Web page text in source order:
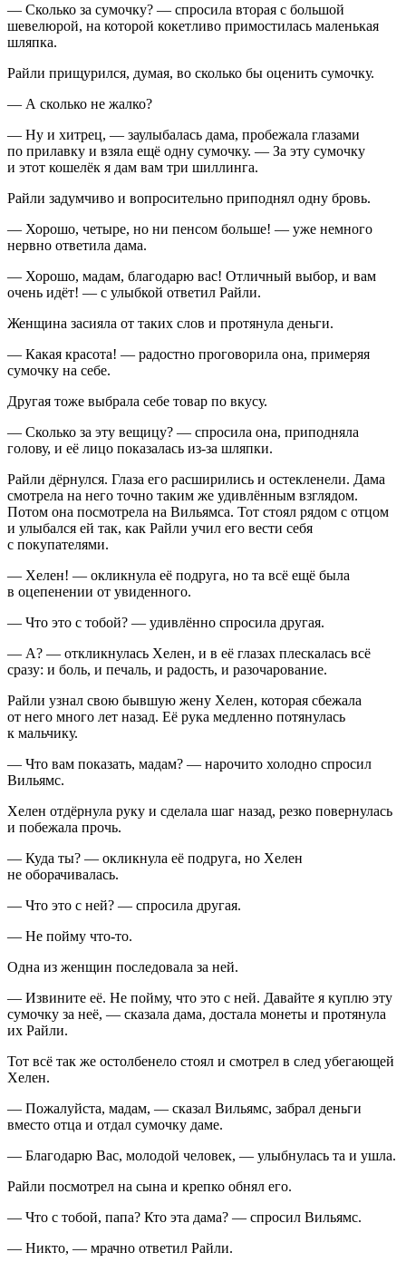
— Сколько за сумочку? — спросила вторая с большой
шевелюрой, на которой кокетливо примостилась маленькая
шляпка.
Райли прищурился, думая, во сколько бы оценить сумочку.
— А сколько не жалко?
— Ну и хитрец, — заулыбалась дама, пробежала глазами
по прилавку и взяла ещё одну сумочку. — За эту сумочку
и этот кошелёк я дам вам три шиллинга.
Райли задумчиво и вопросительно приподнял одну бровь.
— Хорошо, четыре, но ни пенсом больше! — уже немного
нервно ответила дама.
— Хорошо, мадам, благодарю вас! Отличный выбор, и вам
очень идёт! — с улыбкой ответил Райли.
Женщина засияла от таких слов и протянула деньги.
— Какая красота! — радостно проговорила она, примеряя
сумочку на себе.
Другая тоже выбрала себе товар по вкусу.
— Сколько за эту вещицу? — спросила она, приподняла
голову, и её лицо показалась из-за шляпки.
Райли дёрнулся. Глаза его расширились и остекленели. Дама
смотрела на него точно таким же удивлённым взглядом.
Потом она посмотрела на Вильямса. Тот стоял рядом с отцом
и улыбался ей так, как Райли учил его вести себя
с покупателями.
— Хелен! — окликнула её подруга, но та всё ещё была
в оцепенении от увиденного.
— Что это с тобой? — удивлённо спросила другая.
— А? — откликнулась Хелен, и в её глазах плескалась всё
сразу: и боль, и печаль, и радость, и разочарование.
Райли узнал свою бывшую жену Хелен, которая сбежала
от него много лет назад. Её рука медленно потянулась
к мальчику.
— Что вам показать, мадам? — нарочито холодно спросил
Вильямс.
Хелен отдёрнула руку и сделала шаг назад, резко повернулась
и побежала прочь.
— Куда ты? — окликнула её подруга, но Хелен
не оборачивалась.
— Что это с ней? — спросила другая.
— Не пойму что-то.
Одна из женщин последовала за ней.
— Извините её. Не пойму, что это с ней. Давайте я куплю эту
сумочку за неё, — сказала дама, достала монеты и протянула
их Райли.
Тот всё так же остолбенело стоял и смотрел в след убегающей
Хелен.
— Пожалуйста, мадам, — сказал Вильямс, забрал деньги
вместо отца и отдал сумочку даме.
— Благодарю Вас, молодой человек, — улыбнулась та и ушла.
Райли посмотрел на сына и крепко обнял его.
— Что с тобой, папа? Кто эта дама? — спросил Вильямс.
— Никто, — мрачно ответил Райли.